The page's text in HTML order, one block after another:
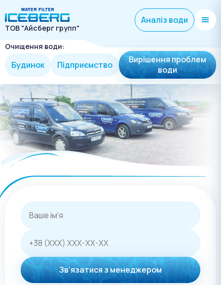
ТОВ "Айсберг групп"
Аналіз води
Очищення води:
Будинок Підприємство
Вирішення проблем
води
Зв‘язатися з менеджером